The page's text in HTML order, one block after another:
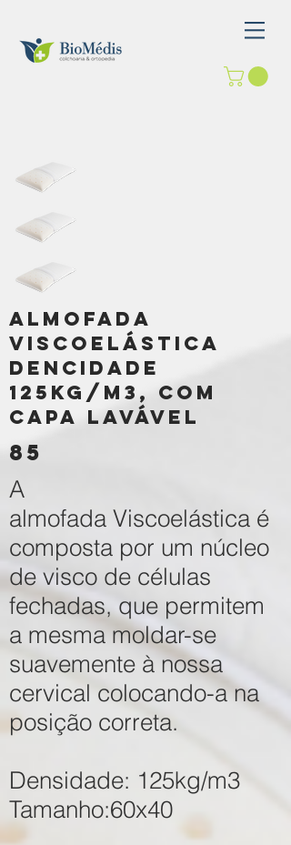
Almofada
Viscoelástica
dencidade
125kg/m3, com
capa lavável
85
A
almofada Viscoelástica é
composta por um núcleo
de visco de células
fechadas, que permitem
a mesma moldar-se
suavemente à nossa
cervical colocando-a na
posição correta.
Densidade: 125kg/m3
Tamanho:60x40